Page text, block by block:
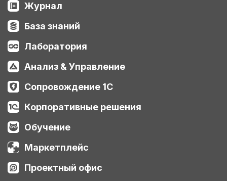
Журнал
База знаний
Лаборатория
Анализ & Управление
Сопровождение 1С
Корпоративные решения
Обучение
Маркетплейс
Проектный офис